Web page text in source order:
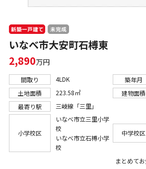
新築一戸建て 未完成
いなべ市大安町石榑東
2,890万円
間取り 4LDK 築年月
土地面積
223.58㎡ 建物面積
最寄り駅
三岐線「三里」
小学校区
いなべ市立三里小学
校
いなべ市立石榑小学
校
中学校区
まとめて